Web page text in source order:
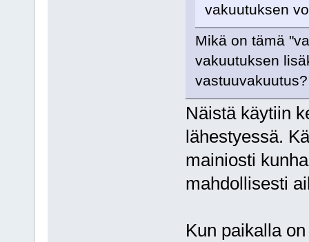
vakuutuksen
Mikä on tämä
vakuutuksen
vastuuvakuutus?
Näistä käytiin
lähestyessä.
mainiosti
mahdollisesti
Kun paikalla